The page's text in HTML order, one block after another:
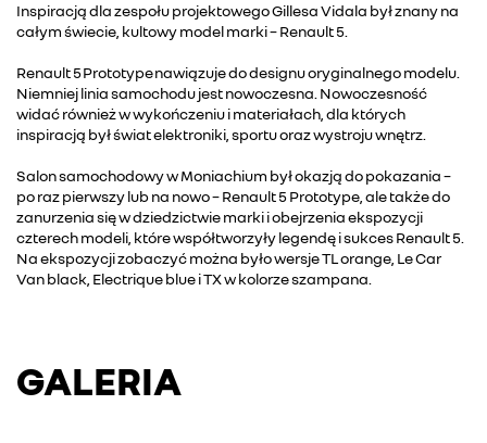
Inspiracją dla zespołu projektowego Gillesa Vidala był znany na
całym świecie, kultowy model marki – Renault 5.
Renault 5 Prototype nawiązuje do designu oryginalnego modelu.
Niemniej linia samochodu jest nowoczesna. Nowoczesność
widać również w wykończeniu i materiałach, dla których
inspiracją był świat elektroniki, sportu oraz wystroju wnętrz.
Salon samochodowy w Moniachium był okazją do pokazania –
po raz pierwszy lub na nowo – Renault 5 Prototype, ale także do
zanurzenia się w dziedzictwie marki i obejrzenia ekspozycji
czterech modeli, które współtworzyły legendę i sukces Renault 5.
Na ekspozycji zobaczyć można było wersje TL orange, Le Car
Van black, Electrique blue i TX w kolorze szampana.
GALERIA